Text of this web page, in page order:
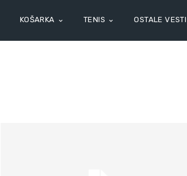
KOŠARKA TENIS OSTALE VESTI